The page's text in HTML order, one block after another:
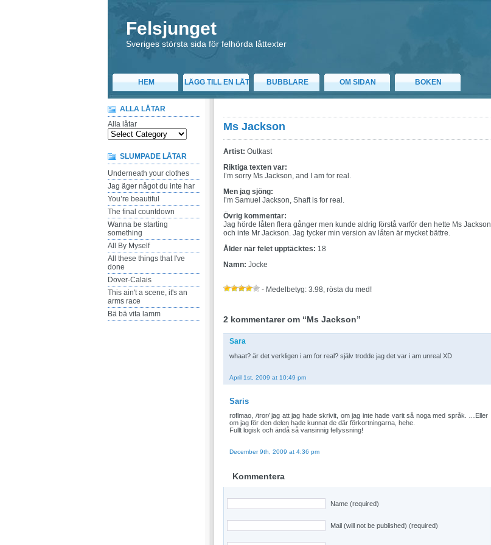
Felsjunget
Sveriges största sida för felhörda låttexter
HEM LÄGG TILL EN LÅT BUBBLARE OM SIDAN BOKEN
ALLA LÅTAR
Alla låtar
SLUMPADE LÅTAR
Underneath your clothes
Jag äger något du inte har
You’re beautiful
The final countdown
Wanna be starting
something
All By Myself
All these things that I've
done
Dover-Calais
This ain't a scene, it's an
arms race
Bä bä vita lamm
Ms Jackson
Artist: Outkast
Riktiga texten var:
I’m sorry Ms Jackson, and I am for real.
Men jag sjöng:
I’m Samuel Jackson, Shaft is for real.
Övrig kommentar:
Jag hörde låten flera gånger men kunde aldrig förstå varför den hette Ms Jackson
och inte Mr Jackson. Jag tycker min version av låten är mycket bättre.
Ålder när felet upptäcktes: 18
Namn: Jocke
- Medelbetyg: 3.98, rösta du med!
2 kommentarer om “Ms Jackson”
Sara
whaat? är det verkligen i am for real? själv trodde jag det var i am unreal XD
April 1st, 2009 at 10:49 pm
Saris
roflmao, /tror/ jag att jag hade skrivit, om jag inte hade varit så noga med språk. …Eller
om jag för den delen hade kunnat de där förkortningarna, hehe.
Fullt logisk och ändå så vansinnig fellyssning!
December 9th, 2009 at 4:36 pm
Kommentera
Name (required)
Mail (will not be published) (required)